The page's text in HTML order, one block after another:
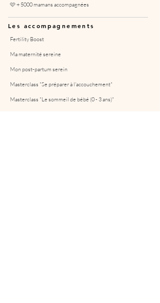
🩷 + 5000 mamans accompagnées
Les accompagnements
Fertility Boost
Ma maternité sereine
Mon post-partum serein
Masterclass "Se préparer à l'accouchement"
Masterclass "Le sommeil de bébé (0 - 3 ans)"